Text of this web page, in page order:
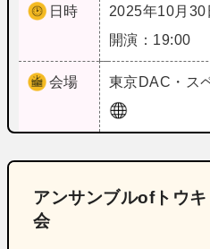
日時
2025年10月30
開演：19:00
会場 東京DAC・ス
アンサンブルofトウ
会